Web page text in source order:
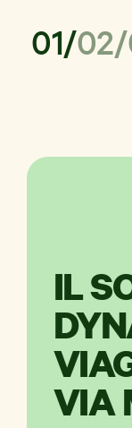
01 02
IL
VIA